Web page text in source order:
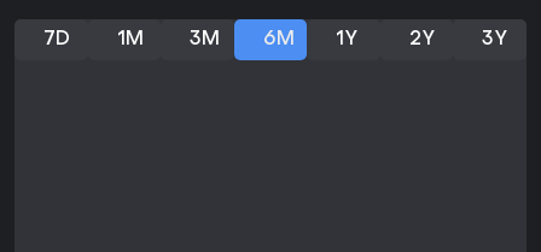
sucht, findet auf PC eine starke Option.
7D 1M 3M 6M 1Y 2Y 3Y